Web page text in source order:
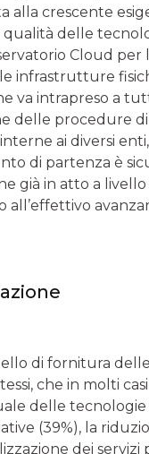
alla crescente
qualità delle
Cloud per
infrastrutture
va intrapreso a
delle procedure
ai diversi
di partenza è
già in atto a
di fornitura
che in molti
delle
(39%), la
dei